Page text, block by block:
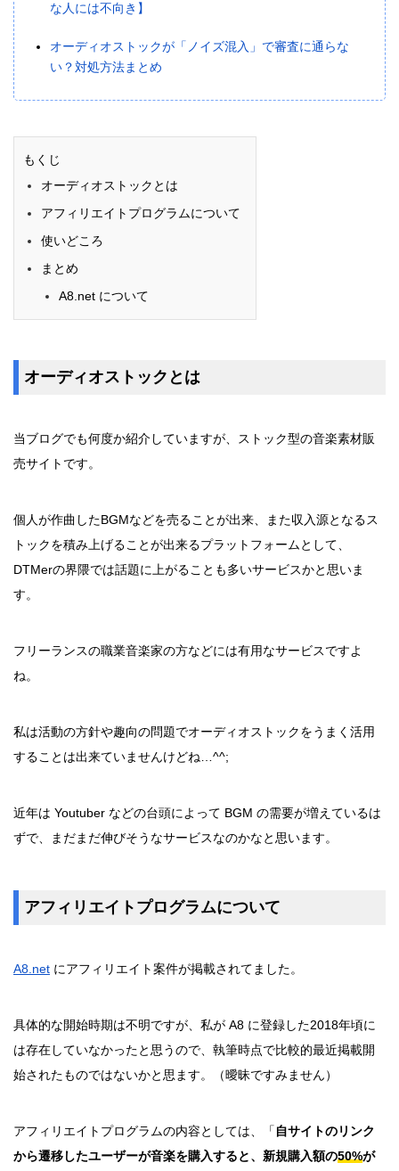
な人には不向き】
オーディオストックが「ノイズ混入」で審査に通らな
い？対処方法まとめ
もくじ
オーディオストックとは
アフィリエイトプログラムについて
使いどころ
まとめ
A8.net について
オーディオストックとは
当ブログでも何度か紹介していますが、ストック型の音楽素材販
売サイトです。
個人が作曲したBGMなどを売ることが出来、また収入源となるス
トックを積み上げることが出来るプラットフォームとして、
DTMerの界隈では話題に上がることも多いサービスかと思いま
す。
フリーランスの職業音楽家の方などには有用なサービスですよ
ね。
私は活動の方針や趣向の問題でオーディオストックをうまく活用
することは出来ていませんけどね…^^;
近年は Youtuber などの台頭によって BGM の需要が増えているは
ずで、まだまだ伸びそうなサービスなのかなと思います。
アフィリエイトプログラムについて
A8.net にアフィリエイト案件が掲載されてました。
具体的な開始時期は不明ですが、私が A8 に登録した2018年頃に
は存在していなかったと思うので、執筆時点で比較的最近掲載開
始されたものではないかと思ます。（曖昧ですみません）
アフィリエイトプログラムの内容としては、「 自サイトのリンク
から遷移したユーザーが音楽を購入すると、新規購入額の50%が